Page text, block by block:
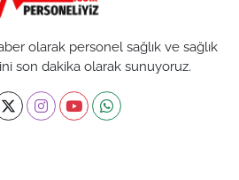
olarak personel sağlık ve sağlık
son dakika olarak sunuyoruz.